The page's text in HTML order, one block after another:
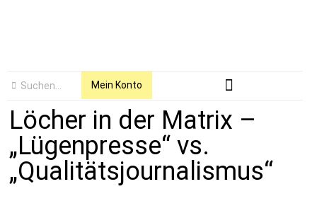
Mein Konto
Löcher in der Matrix –
„Lügenpresse“ vs.
„Qualitätsjournalismus“